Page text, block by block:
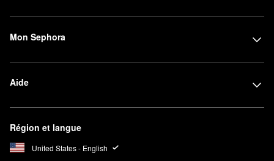
Mon Sephora
Aide
Région et langue
United States - English